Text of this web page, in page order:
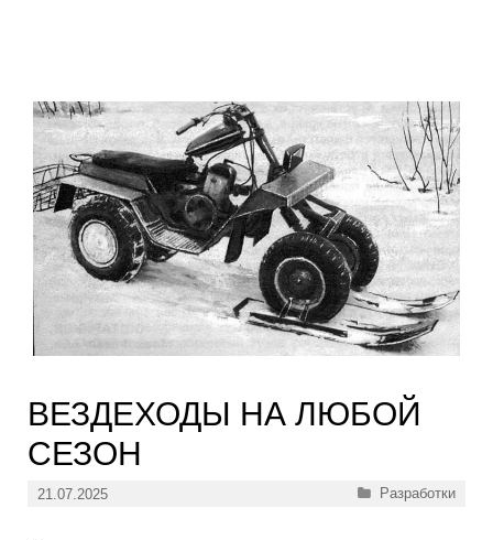
ВЕЗДЕХОДЫ НА ЛЮБОЙ
СЕЗОН
21.07.2025 Рубрики
Разработки